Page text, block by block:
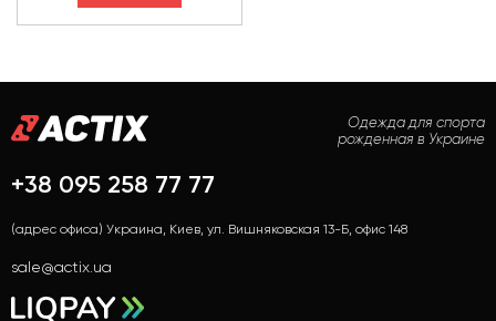
Одежда для спорта
рожденная в Украине
+38 095 258 77 77
(адрес офиса) Украина, Киев, ул. Вишняковская 13-Б, офис 148
sale@actix.ua